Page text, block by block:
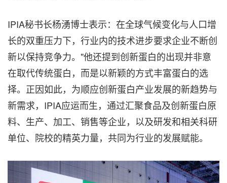
IPIA秘书长杨湧博士表示：在全球气候变化与人口增
长的双重压力下，行业内的技术进步要求企业不断创
新以保持竞争力。"他还提到创新蛋白的出现并非意
在取代传统蛋白，而是以新颖的方式丰富蛋白的选
择。正因如此，为顺应创新蛋白产业发展的新趋势与
新需求，IPIA应运而生，通过汇聚食品及创新蛋白原
料、生产、加工、销售等企业，以及研发和相关科研
单位、院校的精英力量，共同为行业的发展赋能。